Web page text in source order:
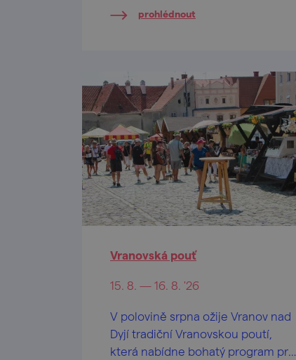
světoznámá houslistka Marie
prohlédnout
Vranovská pouť
15. 8. — 16. 8. '26
V polovině srpna ožije Vranov nad
Dyjí tradiční Vranovskou poutí,
která nabídne bohatý program pro